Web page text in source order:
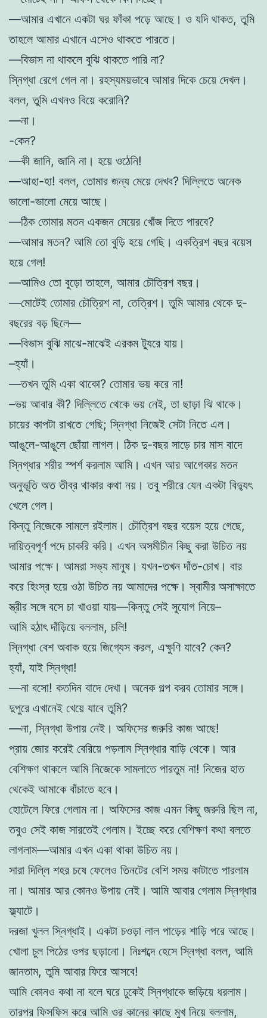
—আমার এখানে একটা ঘর ফাঁকা পড়ে আছে। ও যদি থাকত, তুমি
তাহলে আমার এখানে এসেও থাকতে পারতে।
—বিভাস না থাকলে বুঝি থাকতে পারি না?
স্নিগ্ধা রেগে গেল না। রহস্যময়ভাবে আমার দিকে চেয়ে দেখল।
বলল, তুমি এখনও বিয়ে করোনি?
—না।
-কেন?
—কী জানি, জানি না। হয়ে ওঠেনি!
—আহা-হা! বলল, তোমার জন্য মেয়ে দেখব? দিল্লিতে অনেক
ভালো-ভালো মেয়ে আছে।
—ঠিক তোমার মতন একজন মেয়ের খোঁজ দিতে পারবে?
—আমার মতন? আমি তো বুড়ি হয়ে গেছি। একত্রিশ বছর বয়েস
হয়ে গেল!
—আমিও তো বুড়ো তাহলে, আমার চৌত্রিশ বছর।
—মোটেই তোমার চৌত্রিশ না, তেত্রিশ। তুমি আমার থেকে দু-
বছরের বড় ছিলে—
—বিভাস বুঝি মাঝে-মাঝেই এরকম ট্যুরে যায়।
–হ্যাঁ।
—তখন তুমি একা থাকো? তোমার ভয় করে না!
–ভয় আবার কী? দিল্লিতে থেকে ভয় নেই, তা ছাড়া ঝি থাকে।
চায়ের কাপটা রাখতে গেছি; স্নিগ্ধা নিজেই সেটা নিতে এল।
আঙুলে-আঙুলে ছোঁয়া লাগল। ঠিক দু-বছর সাড়ে চার মাস বাদে
স্নিগ্ধার শরীর স্পর্শ করলাম আমি। এখন আর আগেকার মতন
অনুভূতি অত তীব্র থাকার কথা নয়। তবু শরীরে যেন একটা বিদ্যুৎ
খেলে গেল।
কিন্তু নিজেকে সামলে রইলাম। চৌত্রিশ বছর বয়েস হয়ে গেছে,
দায়িত্বপূর্ণ পদে চাকরি করি। এখন অসমীচীন কিছু করা উচিত নয়
আমার পক্ষে। আমরা সভ্য মানুষ। যখন-তখন দাঁত-চোখ। বার
করে হিংস্র হয়ে ওঠা উচিত নয় আমাদের পক্ষে। স্বামীর অসাক্ষাতে
স্ত্রীর সঙ্গে বসে চা খাওয়া যায়—কিন্তু সেই সুযোগ নিয়ে–
আমি হঠাৎ দাঁড়িয়ে বললাম, চলি!
স্নিগ্ধা বেশ অবাক হয়ে জিগ্যেস করল, এক্ষুণি যাবে? কেন?
হ্যাঁ, যাই স্নিগ্ধা!
—না বসো! কতদিন বাদে দেখা। অনেক গল্প করব তোমার সঙ্গে।
দুপুরে এখানেই খেয়ে যাবে তুমি?
—না, স্নিগ্ধা উপায় নেই। অফিসের জরুরি কাজ আছে!
প্রায় জোর করেই বেরিয়ে পড়লাম স্নিগ্ধার বাড়ি থেকে। আর
বেশিক্ষণ থাকলে আমি নিজেকে সামলাতে পারতুম না! নিজের হাত
থেকেই আমাকে বাঁচাতে হবে।
হোটেলে ফিরে গেলাম না। অফিসের কাজ এমন কিছু জরুরি ছিল না,
তবুও সেই কাজ সারতেই গেলাম। ইচ্ছে করে বেশিক্ষণ কথা বলতে
লাগলাম—আমার এখন একা থাকা উচিত নয়।
সারা দিল্লি শহর চষে ফেলেও তিনটের বেশি সময় কাটাতে পারলাম
না। আমার আর কোনও উপায় নেই। আমি আবার গেলাম স্নিগ্ধার
ফ্ল্যাটে।
দরজা খুলল স্নিগ্ধাই। একটা চওড়া লাল পাড়ের শাড়ি পরে আছে।
খোলা চুল পিঠের ওপর ছড়ানো। নিঃশব্দে হেসে স্নিগ্ধা বলল, আমি
জানতাম, তুমি আবার ফিরে আসবে!
আমি কোনও কথা না বলে ঘরে ঢুকেই স্নিগ্ধাকে জড়িয়ে ধরলাম।
তারপর ফিসফিস করে আমি ওর কানের কাছে মুখ নিয়ে বললাম,